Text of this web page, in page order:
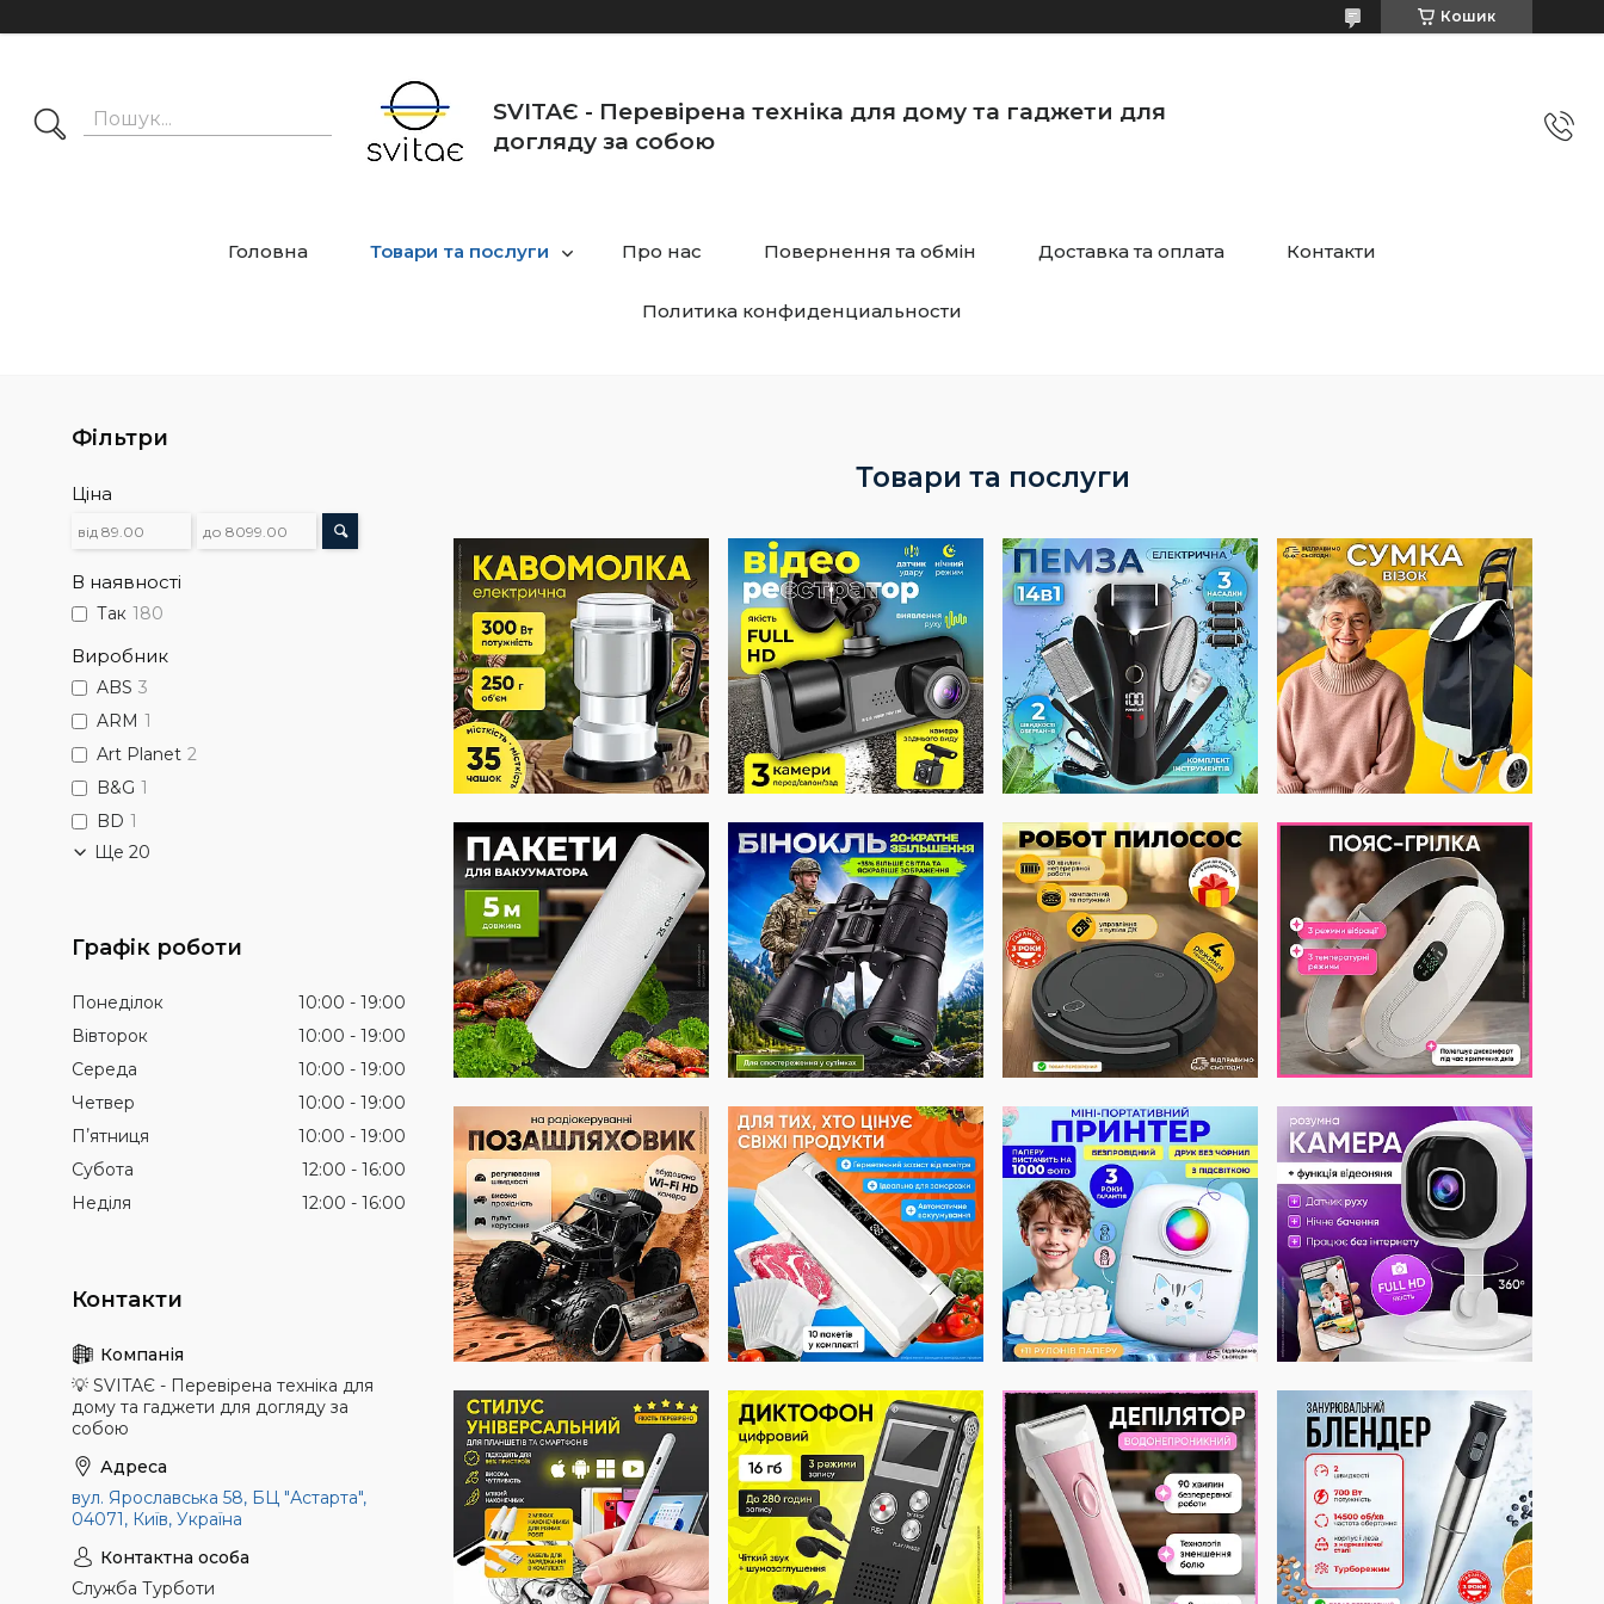
Кошик
SVITAЄ - Перевірена техніка для дому та гаджети для
догляду за собою
Головна Товари та послуги Про нас Повернення та обмін Доставка та оплата Контакти
Политика конфиденциальности
Товари та послуги
Фільтри
Ціна
В наявності
Так 180
Виробник
ABS 3
ARM 1
Art Planet 2
B&G 1
BD 1
Ще 20
Графік роботи
Понеділок 10:00
19:00
Вівторок
10:00
19:00
Середа
10:00
19:00
Четвер
10:00
19:00
Пʼятниця
10:00
19:00
Субота
12:00
16:00
Неділя
12:00 16:00
💡 SVITAЄ - Перевірена техніка для
дому та гаджети для догляду за
собою
вул. Ярославська 58, БЦ "Астарта",
04071, Київ, Україна
Служба Турботи